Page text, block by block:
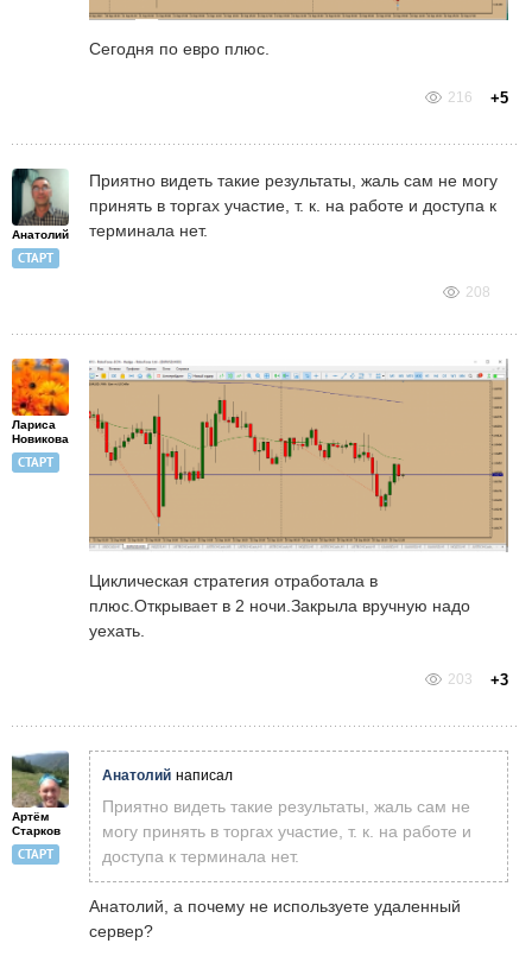
Сегодня по евро плюс.
216 +5
Анатолий
СТАРТ
Приятно видеть такие результаты, жаль сам не могу
принять в торгах участие, т. к. на работе и доступа к
терминала нет.
208
Лариса
Новикова
СТАРТ
Циклическая стратегия отработала в
плюс.Открывает в 2 ночи.Закрыла вручную надо
уехать.
203 +3
Артём
Старков
СТАРТ
Анатолий написал
Приятно видеть такие результаты, жаль сам не
могу принять в торгах участие, т. к. на работе и
доступа к терминала нет.
Анатолий, а почему не используете удаленный
сервер?